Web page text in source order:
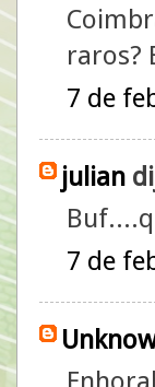
raros?
7 de
julian
7 de